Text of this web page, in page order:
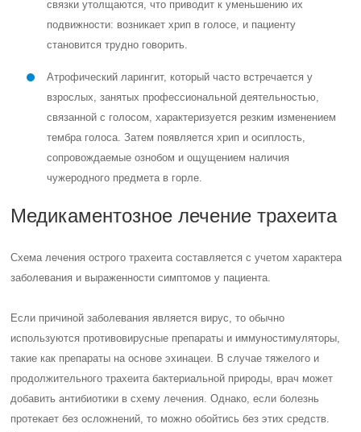
связки утолщаются, что приводит к уменьшению их
подвижности: возникает хрип в голосе, и пациенту
становится трудно говорить.
Атрофический ларингит, который часто встречается у
взрослых, занятых профессиональной деятельностью,
связанной с голосом, характеризуется резким изменением
тембра голоса. Затем появляется хрип и осиплость,
сопровождаемые ознобом и ощущением наличия
чужеродного предмета в горле.
Медикаментозное лечение трахеита
Схема лечения острого трахеита составляется с учетом характера
заболевания и выраженности симптомов у пациента.
Если причиной заболевания является вирус, то обычно
используются противовирусные препараты и иммуностимуляторы,
такие как препараты на основе эхинацеи. В случае тяжелого и
продолжительного трахеита бактериальной природы, врач может
добавить антибиотики в схему лечения. Однако, если болезнь
протекает без осложнений, то можно обойтись без этих средств.